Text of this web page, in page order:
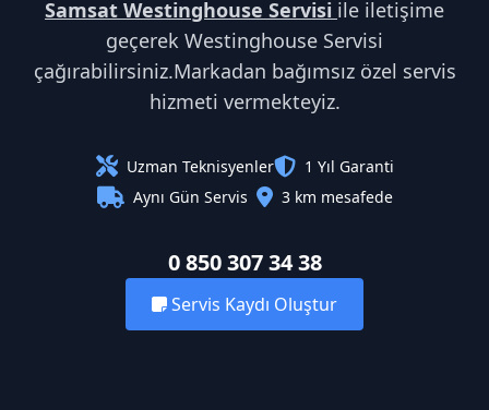
Samsat Westinghouse Servisi ile iletişime
geçerek Westinghouse Servisi
çağırabilirsiniz.Markadan bağımsız özel servis
hizmeti vermekteyiz.
Uzman Teknisyenler
1 Yıl Garanti
Aynı Gün Servis
3 km mesafede
0 850 307 34 38
Servis Kaydı Oluştur